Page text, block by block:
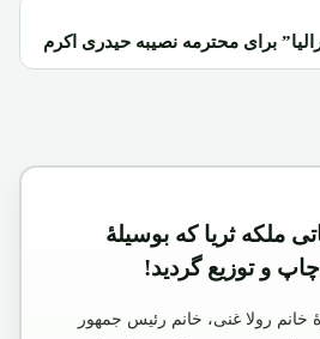
برای محترمه نصیبه حیدری اکرم
ملکه ثریا که بوسیلۀ
و توزیع گردید!
خانم رولا غنی، خانم رئیس جمهور